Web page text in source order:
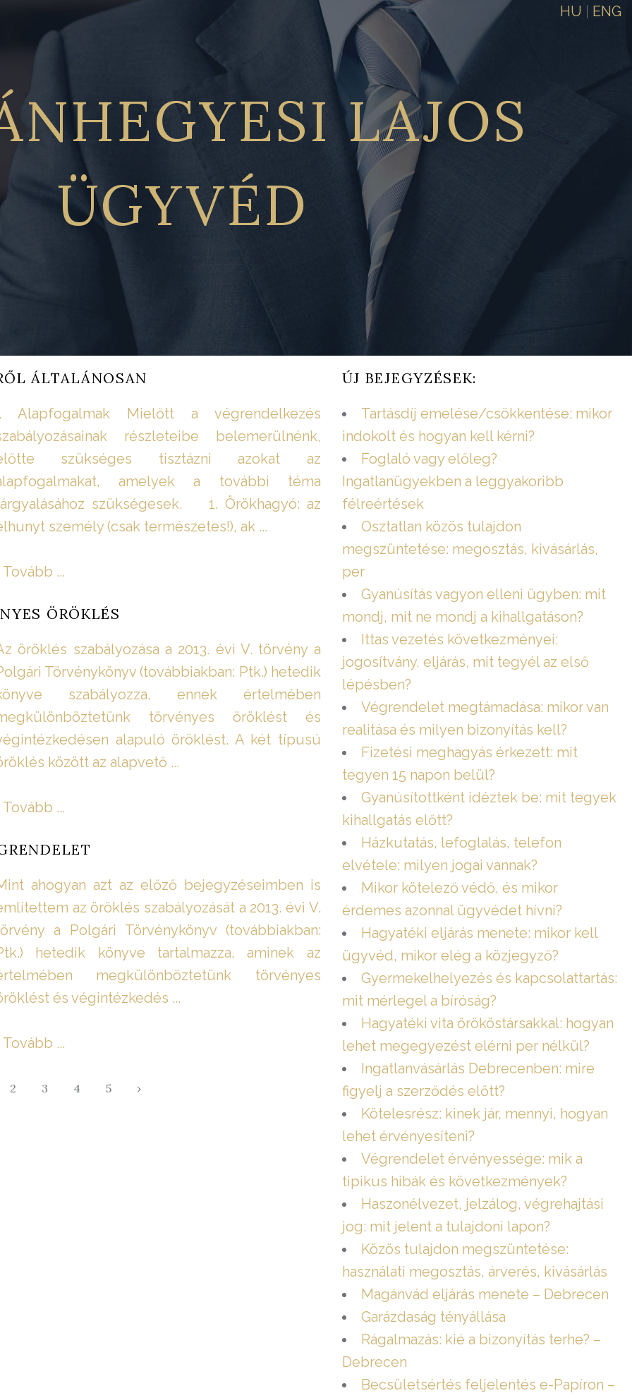
HU ENG
LAJOS
ÜGYVÉD
ÁLTALÁNOSAN
Alapfogalmak Mielőtt a végrendelkezés
részleteibe belemerülnénk,
szükséges tisztázni azokat az
amelyek a további téma
szükségesek. 1. Örökhagyó: az
személy (csak természetes!), ak ...
Tovább ...
ÖRÖKLÉS
öröklés szabályozása a 2013. évi V. törvény a
Törvénykönyv (továbbiakban: Ptk.) hetedik
szabályozza, ennek értelmében
törvényes öröklést és
alapuló öröklést. A két típusú
között az alapvető ...
Tovább ...
ahogyan azt az előző bejegyzéseimben is
az öröklés szabályozását a 2013. évi V.
a Polgári Törvénykönyv (továbbiakban:
hetedik könyve tartalmazza, aminek az
megkülönböztetünk törvényes
és végintézkedés ...
Tovább ...
2 3 4 5 ›
ÚJ BEJEGYZÉSEK:
Tartásdíj emelése/csökkentése: mikor
indokolt és hogyan kell kérni?
Foglaló vagy előleg?
Ingatlanügyekben a leggyakoribb
félreértések
Osztatlan közös tulajdon
megszüntetése: megosztás, kivásárlás,
per
Gyanúsítás vagyon elleni ügyben: mit
mondj, mit ne mondj a kihallgatáson?
Ittas vezetés következményei:
jogosítvány, eljárás, mit tegyél az első
lépésben?
Végrendelet megtámadása: mikor van
realitása és milyen bizonyítás kell?
Fizetési meghagyás érkezett: mit
tegyen 15 napon belül?
Gyanúsítottként idéztek be: mit tegyek
kihallgatás előtt?
Házkutatás, lefoglalás, telefon
elvétele: milyen jogai vannak?
Mikor kötelező védő, és mikor
érdemes azonnal ügyvédet hívni?
Hagyatéki eljárás menete: mikor kell
ügyvéd, mikor elég a közjegyző?
Gyermekelhelyezés és kapcsolattartás:
mit mérlegel a bíróság?
Hagyatéki vita örököstársakkal: hogyan
lehet megegyezést elérni per nélkül?
Ingatlanvásárlás Debrecenben: mire
figyelj a szerződés előtt?
Kötelesrész: kinek jár, mennyi, hogyan
lehet érvényesíteni?
Végrendelet érvényessége: mik a
tipikus hibák és következmények?
Haszonélvezet, jelzálog, végrehajtási
jog: mit jelent a tulajdoni lapon?
Közös tulajdon megszüntetése:
használati megosztás, árverés, kivásárlás
Magánvád eljárás menete – Debrecen
Garázdaság tényállása
Rágalmazás: kié a bizonyítás terhe? –
Debrecen
Becsületsértés feljelentés e-Papíron –